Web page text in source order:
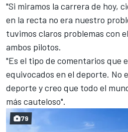
"Si miramos la carrera de hoy,
en la recta no era nuestro
tuvimos claros problemas con
ambos pilotos.
"Es el tipo de comentarios que
equivocados en el deporte. No
deporte y creo que todo el
más cauteloso".
79